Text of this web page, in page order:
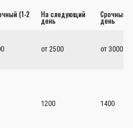
(1-2 На следующий
день
Срочный -
день
от 2500 от 3000
1200 1400